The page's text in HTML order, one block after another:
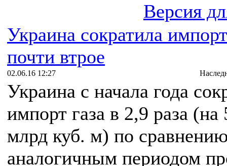
Версия
Украина сократила
почти втрое
02.06.16 12:27
Украина с начала года
импорт газа в 2,9 раза (на
млрд куб. м) по
аналогичным периодом